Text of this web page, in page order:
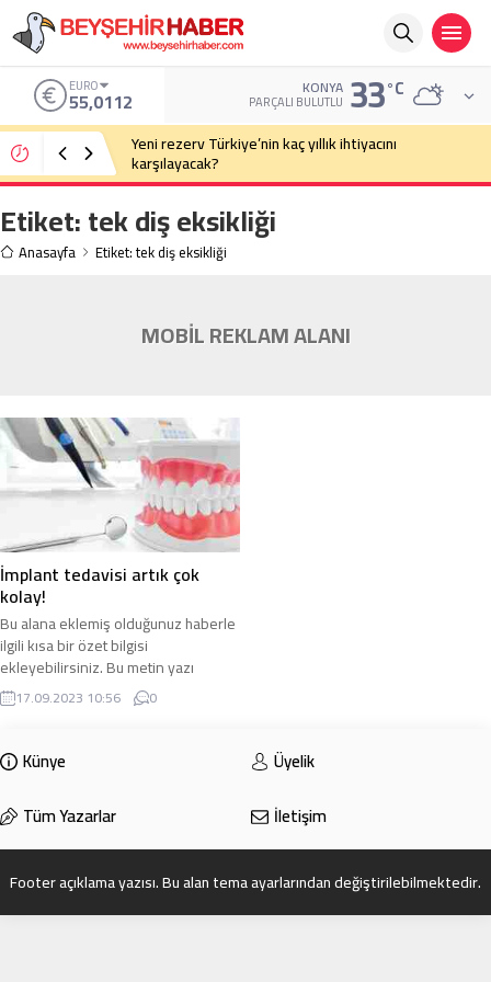
EURO
55,0112 KONYA
PARÇALI BULUTLU 33°C
Yeni rezerv Türkiye’nin kaç yıllık ihtiyacını
karşılayacak?
Etiket:tek diş eksikliği
Anasayfa Etiket: tek diş eksikliği
MOBİL REKLAM ALANI
İmplant tedavisi artık çok
kolay!
Bu alana eklemiş olduğunuz haberle
ilgili kısa bir özet bilgisi
ekleyebilirsiniz. Bu metin yazı
düzenleme sayfasında “Özet”
bölümünden eklenebilir. Özet
olarak bu şekilde gösterilir,
eklenmemişse bu alan boş kalır.
17.09.2023 10:56 0
Künye
Üyelik
Tüm Yazarlar
İletişim
Footer açıklama yazısı. Bu alan tema ayarlarından değiştirilebilmektedir.